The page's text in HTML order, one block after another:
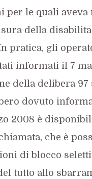
per le quali
della
pratica, gli
informati il 7
della delibera 97
dovuto
2008 è
che è
di blocco
tutto allo